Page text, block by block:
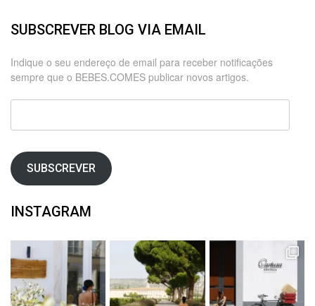
SUBSCREVER BLOG VIA EMAIL
Indique o seu endereço de email para receber notificações
sempre que o BEBES.COMES publicar novos artigos.
Endereço
email
SUBSCREVER
INSTAGRAM